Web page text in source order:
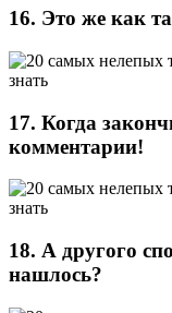
16. Это же как
17. Когда
комментарии!
18. А другого
нашлось?